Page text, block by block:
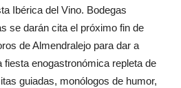
Ibérica del Vino. Bodegas
se darán cita el próximo fin de
de Almendralejo para dar a
enogastronómica repleta de
guiadas, monólogos de humor,